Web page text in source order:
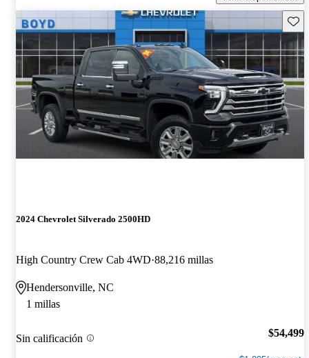
2024 Chevrolet Silverado 2500HD
High Country Crew Cab 4WD 88,216 millas
Hendersonville, NC
1 millas
Sin calificación $54,499